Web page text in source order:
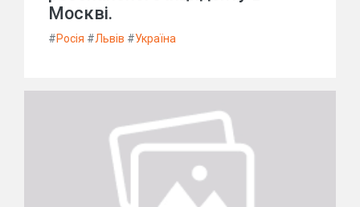
Москві.
#Росія #Львів #Україна